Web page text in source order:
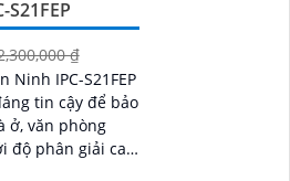
S21FEP
₫
Ninh IPC-S21FEP
tin cậy để bảo
ở, văn phòng